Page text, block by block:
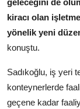
geleceğini de
kiracı olan
yönelik yeni
konuştu.
Sadıkoğlu, iş yeri
konteynerlerde
geçene kadar